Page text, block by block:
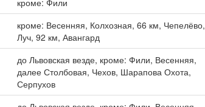
кроме: Фили
кроме: Весенняя, Колхозная, 66 км, Чепелёво,
Луч, 92 км, Авангард
до Львовская везде, кроме: Фили, Весенняя,
далее Столбовая, Чехов, Шарапова Охота,
Серпухов